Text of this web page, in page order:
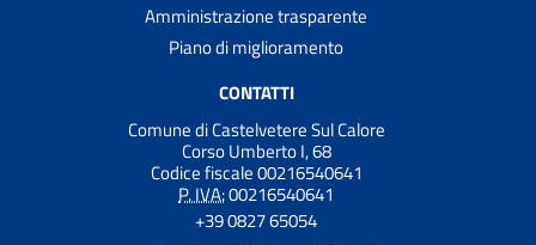
Amministrazione trasparente
Piano di miglioramento
CONTATTI
Comune di Castelvetere Sul Calore
Corso Umberto I, 68
Codice fiscale 00216540641
P. IVA:00216540641
+39 0827 65054